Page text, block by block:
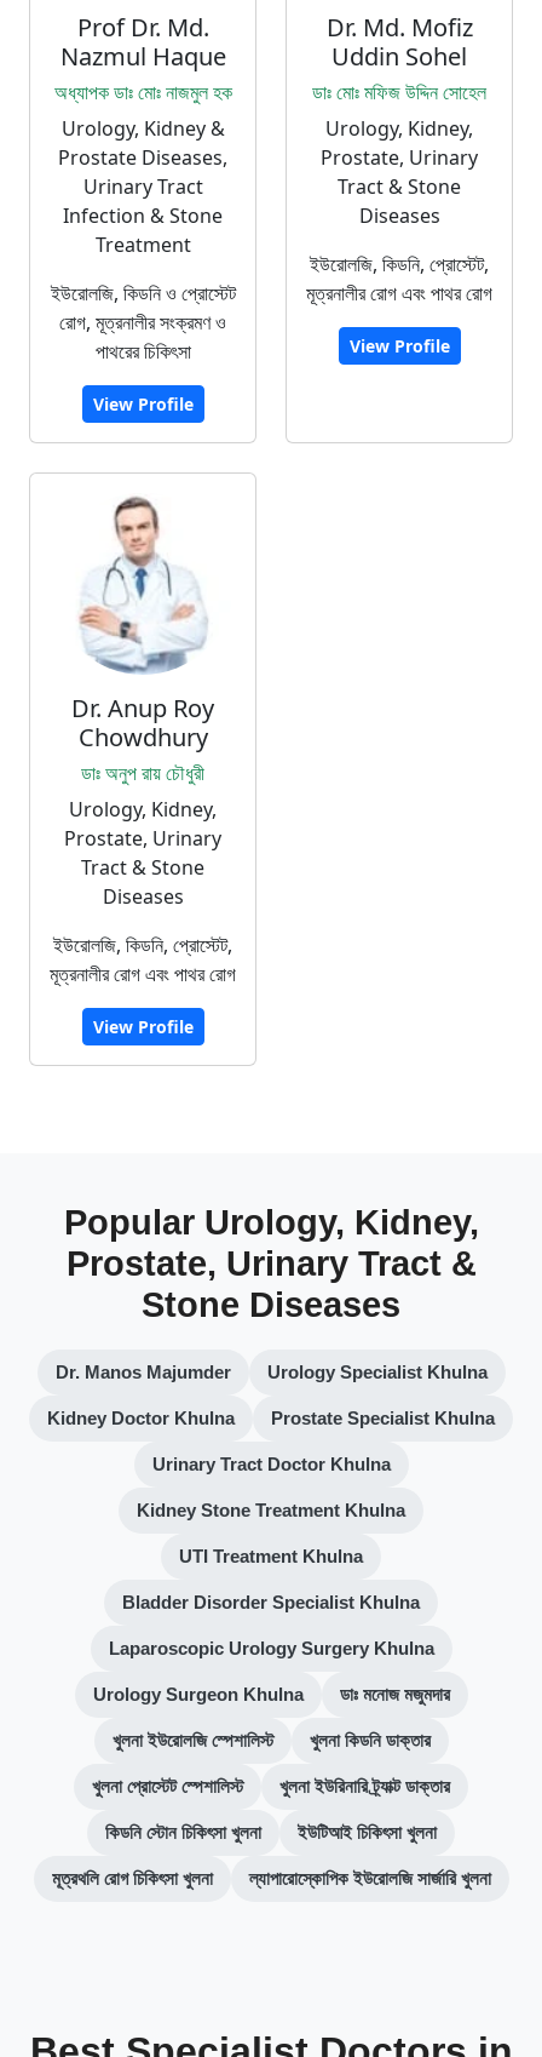
Prof Dr. Md.
Nazmul Haque
অধ্যাপক ডাঃ মোঃ নাজমুল হক
Urology, Kidney &
Prostate Diseases,
Urinary Tract
Infection & Stone
Treatment
ইউরোলজি, কিডনি ও প্রোস্টেট
রোগ, মূত্রনালীর সংক্রমণ ও
পাথরের চিকিৎসা
View Profile
Dr. Md. Mofiz
Uddin Sohel
ডাঃ মোঃ মফিজ উদ্দিন সোহেল
Urology, Kidney,
Prostate, Urinary
Tract & Stone
Diseases
ইউরোলজি, কিডনি, প্রোস্টেট,
মূত্রনালীর রোগ এবং পাথর রোগ
View Profile
Dr. Anup Roy
Chowdhury
ডাঃ অনুপ রায় চৌধুরী
Urology, Kidney,
Prostate, Urinary
Tract & Stone
Diseases
ইউরোলজি, কিডনি, প্রোস্টেট,
মূত্রনালীর রোগ এবং পাথর রোগ
View Profile
Popular Urology, Kidney,
Prostate, Urinary Tract &
Stone Diseases
Dr. Manos Majumder Urology Specialist Khulna
Kidney Doctor Khulna Prostate Specialist Khulna
Urinary Tract Doctor Khulna
Kidney Stone Treatment Khulna
UTI Treatment Khulna
Bladder Disorder Specialist Khulna
Laparoscopic Urology Surgery Khulna
Urology Surgeon Khulna ডাঃ মনোজ মজুমদার
খুলনা ইউরোলজি স্পেশালিস্ট খুলনা কিডনি ডাক্তার
খুলনা প্রোস্টেট স্পেশালিস্ট খুলনা ইউরিনারি ট্র্যাক্ট ডাক্তার
কিডনি স্টোন চিকিৎসা খুলনা ইউটিআই চিকিৎসা খুলনা
মূত্রথলি রোগ চিকিৎসা খুলনা ল্যাপারোস্কোপিক ইউরোলজি সার্জারি খুলনা